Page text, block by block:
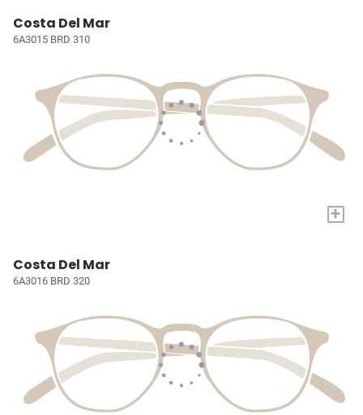
Costa Del Mar
6A3015 BRD 310
+
Costa Del Mar
6A3016 BRD 320